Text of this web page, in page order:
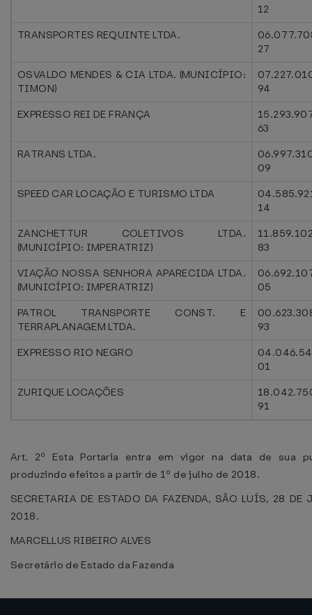
12
TRANSPORTES REQUINTE LTDA.
27
OSVALDO MENDES & CIA LTDA. (MUNICÍPIO:
TIMON)
94
EXPRESSO REI DE FRANÇA
63
RATRANS LTDA.
09
SPEED CAR LOCAÇÃO E TURISMO LTDA
14
ZANCHETTUR COLETIVOS LTDA.
(MUNICÍPIO: IMPERATRIZ)
83
VIAÇÃO NOSSA SENHORA APARECIDA LTDA.
(MUNICÍPIO: IMPERATRIZ)
05
PATROL TRANSPORTE CONST. E
TERRAPLANAGEM LTDA.
93
EXPRESSO RIO NEGRO
01
ZURIQUE LOCAÇÕES
91
Art. 2º Esta Portaria entra em vigor na data de sua
produzindo efeitos a partir de 1º de julho de 2018.
SECRETARIA DE ESTADO DA FAZENDA, SÃO LUÍS, 28 DE
2018.
MARCELLUS RIBEIRO ALVES
Secretário de Estado da Fazenda